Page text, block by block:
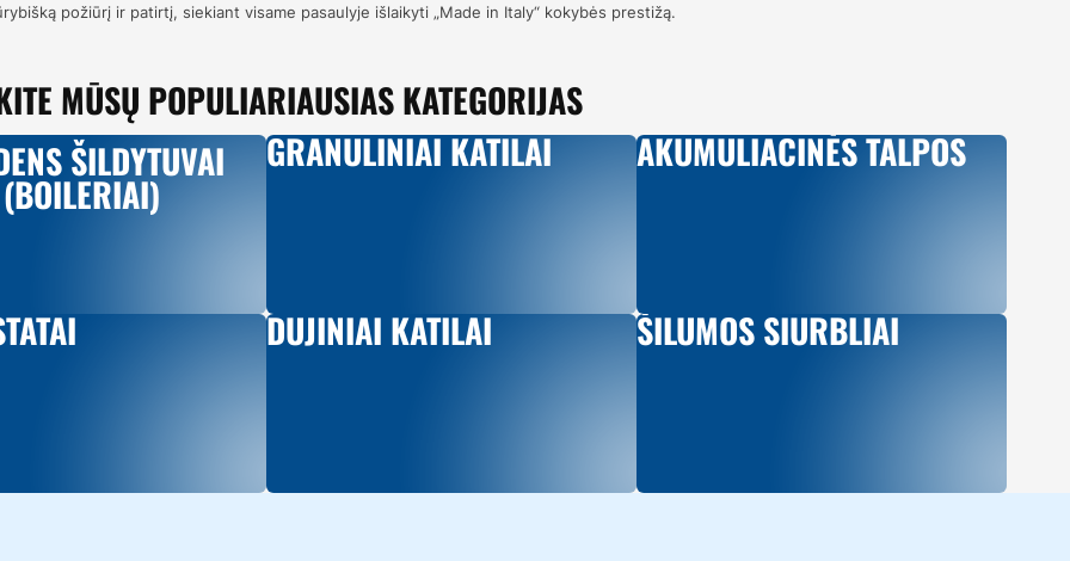
požiūrį ir patirtį, siekiant visame pasaulyje išlaikyti „Made in Italy“ kokybės prestižą.
MŪSŲ POPULIARIAUSIAS KATEGORIJAS
ŠILDYTUVAI
(BOILERIAI)
GRANULINIAI KATILAI AKUMULIACINĖS TALPOS
DUJINIAI KATILAI ŠILUMOS SIURBLIAI